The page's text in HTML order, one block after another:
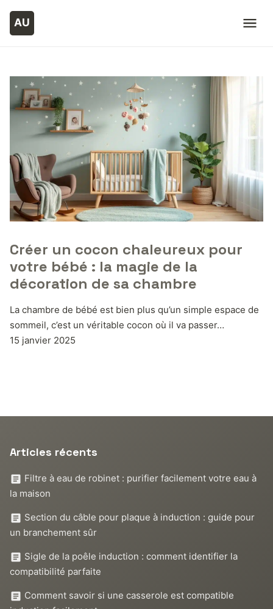
Créer un cocon chaleureux pour
votre bébé : la magie de la
décoration de sa chambre
La chambre de bébé est bien plus qu’un simple espace de
sommeil, c’est un véritable cocon où il va passer…
15 janvier 2025
Articles récents
Filtre à eau de robinet : purifier facilement votre eau à
la maison
Section du câble pour plaque à induction : guide pour
un branchement sûr
Sigle de la poêle induction : comment identifier la
compatibilité parfaite
Comment savoir si une casserole est compatible